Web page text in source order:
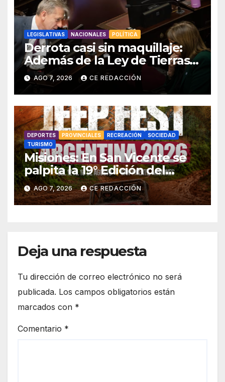
LEGISLATIVAS NACIONALES POLÍTICA
Derrota casi sin maquillaje:
Además de la Ley de Tierras,
el gobierno también tuvo que
retirar el manejo del fuego
AGO 7, 2026 CE REDACCIÓN
DEPORTES PROVINCIALES RECREACIÓN
SOCIEDAD
TURISMO
Misiones: En San Vicente se
palpita la 19° Edición del
«Jeep Fest» – Cronograma –
detalles
AGO 7, 2026 CE REDACCIÓN
Deja una respuesta
Tu dirección de correo electrónico no será
publicada. Los campos obligatorios están
marcados con *
Comentario *